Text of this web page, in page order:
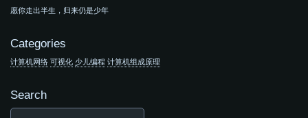
愿你走出半生，归来仍是少年
Categories
计算机网络 可视化 少儿编程 计算机组成原理
Search